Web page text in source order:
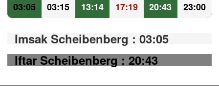
03:05 03:15 13:14 17:19 20:43 23:00
Imsak Scheibenberg : 03:05
Iftar Scheibenberg : 20:43